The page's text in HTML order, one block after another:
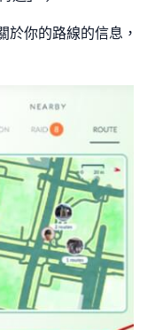
於你的路線的信息，